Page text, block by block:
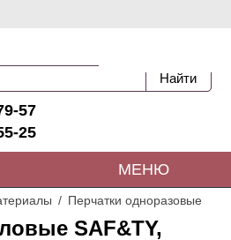
57
25
МЕНЮ
Перчатки одноразовые
SAF&TY,